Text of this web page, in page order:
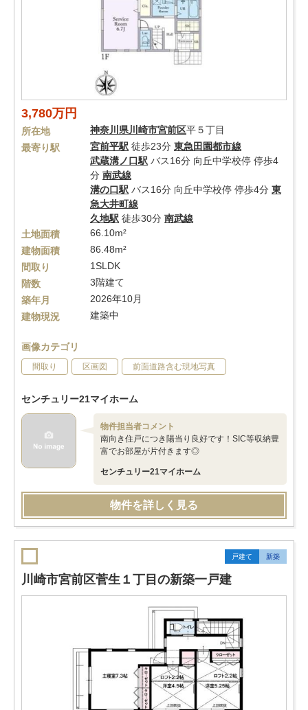
3,780万円
所在地 神奈川県川崎市宮前区平５丁目
最寄り駅
宮前平駅 徒歩23分 東急田園都市線
武蔵溝ノ口駅 バス16分 向丘中学校停 停歩4
分 南武線
溝の口駅 バス16分 向丘中学校停 停歩4分 東
急大井町線
久地駅 徒歩30分 南武線
土地面積
66.10m²
建物面積
86.48m²
間取り
1SLDK
階数
3階建て
築年月
2026年10月
建物現況
建築中
画像カテゴリ
間取り 区画図 前面道路含む現地写真
センチュリー21マイホーム
物件担当者コメント
南向き住戸につき陽当り良好です！SIC等収納豊
富でお部屋が片付きます◎
センチュリー21マイホーム
物件を詳しく見る
戸建て 新築
川崎市宮前区菅生１丁目の新築一戸建